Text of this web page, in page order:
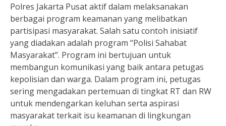
Polres Jakarta Pusat aktif dalam melaksanakan
berbagai program keamanan yang melibatkan
partisipasi masyarakat. Salah satu contoh inisiatif
yang diadakan adalah program “Polisi Sahabat
Masyarakat”. Program ini bertujuan untuk
membangun komunikasi yang baik antara petugas
kepolisian dan warga. Dalam program ini, petugas
sering mengadakan pertemuan di tingkat RT dan RW
untuk mendengarkan keluhan serta aspirasi
masyarakat terkait isu keamanan di lingkungan